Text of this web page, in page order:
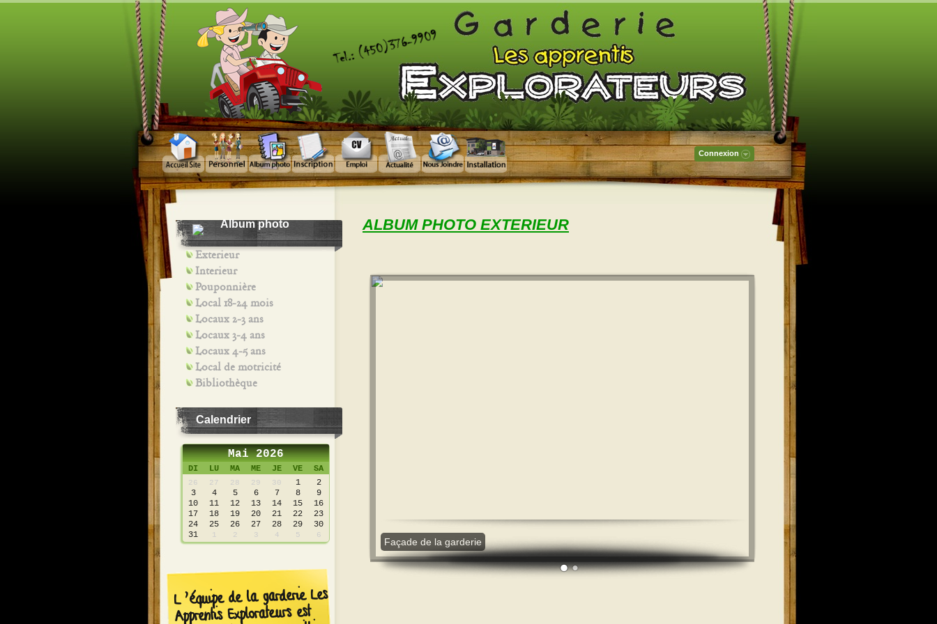
Connexion
Album photo
Exterieur
Interieur
Pouponnière
Local 18-24 mois
Locaux 2-3 ans
Locaux 3-4 ans
Locaux 4-5 ans
Local de motricité
Bibliothèque
Calendrier
Mai 2026
DI LU MA ME JE VE SA
26 27 28 29 30 1
2
3
4 5 6 7 8
9
10
11 12 13 14 15
16
17
18 19 20 21 22
23
24
25 26 27 28 29
30
31
1 2 3 4 5 6
L’équipe de la garderie Les
Apprentis Explorateurs est
ALBUM PHOTO EXTERIEUR
Façade de la garderie